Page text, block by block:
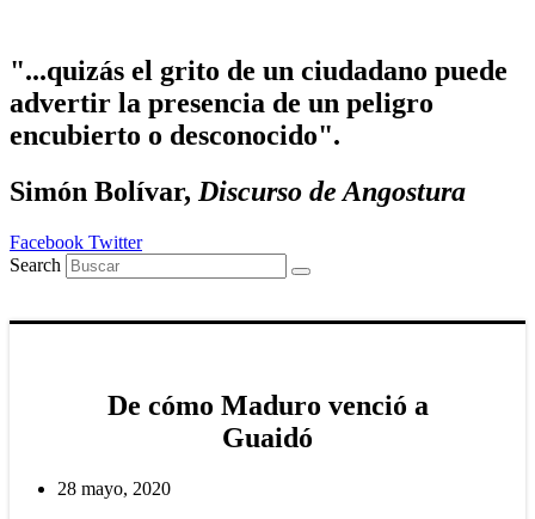
contenido
"...quizás el grito de un ciudadano puede
advertir la presencia de un peligro
encubierto o desconocido".
Simón Bolívar, Discurso de Angostura
Facebook Twitter
Search
De cómo Maduro venció a
Guaidó
28 mayo, 2020